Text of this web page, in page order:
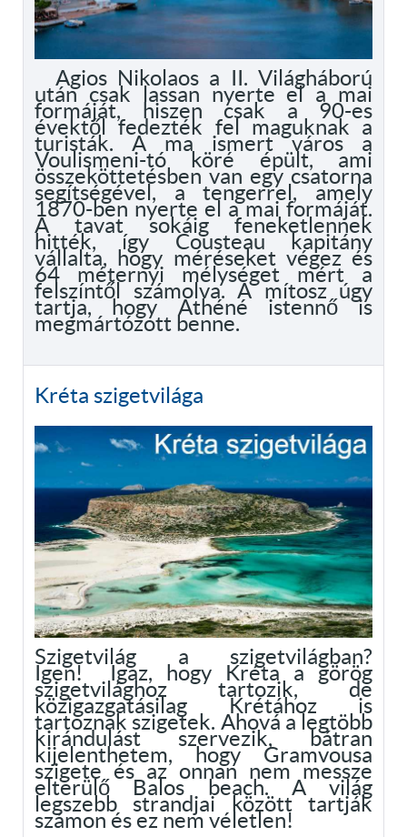
Agios Nikolaos a II. Világháború
után csak lassan nyerte el a mai
formáját, hiszen csak a 90-es
évektől fedezték fel maguknak a
turisták. A ma ismert város a
Voulismeni-tó köré épült, ami
összeköttetésben van egy csatorna
segítségével, a tengerrel, amely
1870-ben nyerte el a mai formáját.
A tavat sokáig feneketlennek
hitték, így Cousteau kapitány
vállalta, hogy méréseket végez és
64 méternyi mélységet mért a
felszíntől számolva. A mítosz úgy
tartja, hogy Athéné istennő is
megmártózott benne.
Kréta szigetvilága
Szigetvilág a szigetvilágban?
Igen! Igaz, hogy Kréta a görög
szigetvilághoz tartozik, de
közigazgatásilag Krétához is
tartoznak szigetek. Ahová a legtöbb
kirándulást szervezik, bátran
kijelenthetem, hogy Gramvousa
szigete és az onnan nem messze
elterülő Balos beach. A világ
legszebb strandjai között tartják
számon és ez nem véletlen!